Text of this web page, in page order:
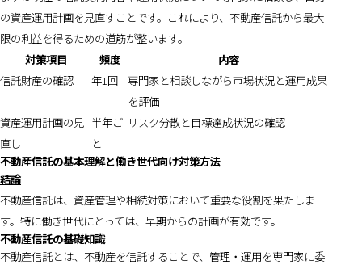
の資産運用計画を見直すことです。これにより、不動産信託から最大
限の利益を得るための道筋が整います。
対策項目
頻度
内容
信託財産の確認
年1回 専門家と相談しながら市場状況と運用成果
を評価
資産運用計画の見
直し
半年ご
と
リスク分散と目標達成状況の確認
不動産信託の基本理解と働き世代向け対策方法
結論
不動産信託は、資産管理や相続対策において重要な役割を果たしま
す。特に働き世代にとっては、早期からの計画が有効です。
不動産信託の基礎知識
不動産信託とは、不動産を信託することで、管理・運用を専門家に委